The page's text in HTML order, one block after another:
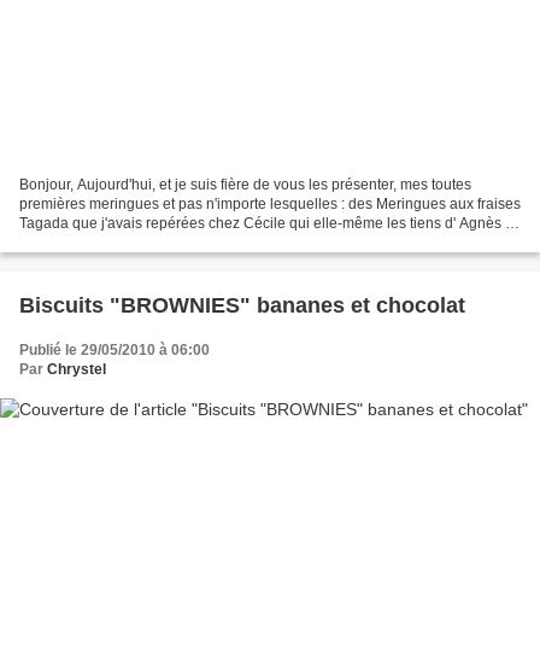
Bonjour, Aujourd'hui, et je suis fière de vous les présenter, mes toutes
premières meringues et pas n'importe lesquelles : des Meringues aux fraises
Tagada que j'avais repérées chez Cécile qui elle-même les tiens d' Agnès .
Biscuits "BROWNIES" bananes et chocolat
Publié le 29/05/2010 à 06:00
Par Chrystel